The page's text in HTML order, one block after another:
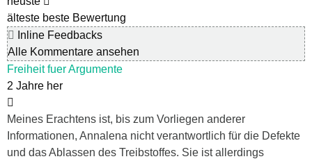
älteste beste Bewertung
Inline Feedbacks
Alle Kommentare ansehen
Freiheit fuer Argumente
2 Jahre her
Meines Erachtens ist, bis zum Vorliegen anderer
Informationen, Annalena nicht verantwortlich für die Defekte
und das Ablassen des Treibstoffes. Sie ist allerdings